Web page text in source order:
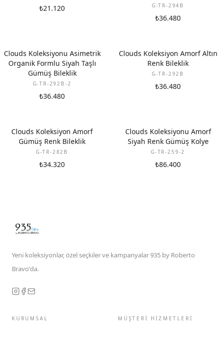
₺21.120 G-TR-294B
₺36.480
Clouds Koleksiyonu Asimetrik
Organik Formlu Siyah Taşlı
Gümüş Bileklik
G-TR-292B-2
₺36.480
Clouds Koleksiyon Amorf Altın
Renk Bileklik
G-TR-292B
₺36.480
Clouds Koleksiyon Amorf
Gümüş Renk Bileklik
G-TR-282B
₺34.320
Clouds Koleksiyonu Amorf
Siyah Renk Gümüş Kolye
G-TR-259-2
₺86.400
Yeni koleksiyonlar, özel seçkiler ve kampanyalar 935 by Roberto
Bravo'da.
KURUMSAL MÜŞTERİ HİZMETLERİ